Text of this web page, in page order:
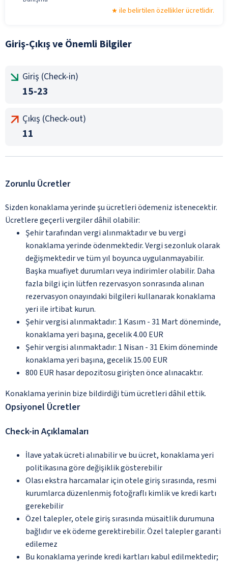
ile belirtilen özellikler ücretlidir.
Giriş-Çıkış ve Önemli Bilgiler
Giriş (Check-in)
15-23
Çıkış (Check-out)
11
Zorunlu Ücretler
Sizden konaklama yerinde şu ücretleri ödemeniz istenecektir.
Ücretlere geçerli vergiler dâhil olabilir:
Şehir tarafından vergi alınmaktadır ve bu vergi
konaklama yerinde ödenmektedir. Vergi sezonluk olarak
değişmektedir ve tüm yıl boyunca uygulanmayabilir.
Başka muafiyet durumları veya indirimler olabilir. Daha
fazla bilgi için lütfen rezervasyon sonrasında alınan
rezervasyon onayındaki bilgileri kullanarak konaklama
yeri ile irtibat kurun.
Şehir vergisi alınmaktadır: 1 Kasım - 31 Mart döneminde,
konaklama yeri başına, gecelik 4.00 EUR
Şehir vergisi alınmaktadır: 1 Nisan - 31 Ekim döneminde
konaklama yeri başına, gecelik 15.00 EUR
800 EUR hasar depozitosu girişten önce alınacaktır.
Konaklama yerinin bize bildirdiği tüm ücretleri dâhil ettik.
Opsiyonel Ücretler
Check-in Açıklamaları
İlave yatak ücreti alınabilir ve bu ücret, konaklama yeri
politikasına göre değişiklik gösterebilir
Olası ekstra harcamalar için otele giriş sırasında, resmi
kurumlarca düzenlenmiş fotoğraflı kimlik ve kredi kartı
gerekebilir
Özel talepler, otele giriş sırasında müsaitlik durumuna
bağlıdır ve ek ödeme gerektirebilir. Özel talepler garanti
edilemez
Bu konaklama yerinde kredi kartları kabul edilmektedir;